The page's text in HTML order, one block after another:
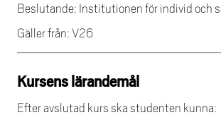
Beslutande: Institutionen för individ och
Gäller från: V26
Kursens lärandemål
Efter avslutad kurs ska studenten kunna: